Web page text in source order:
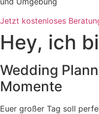
Jetzt kostenloses
Hey, ich
Wedding
Momente
Euer großer Tag soll